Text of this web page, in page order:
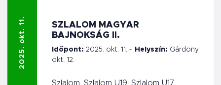
2025. okt. 11.
SZLALOM MAGYAR
BAJNOKSÁG II.
Időpont: 2025. okt. 11. -
okt. 12.
Helyszín: Gárdony
Szlalom, Szlalom U19, Szlalom U17